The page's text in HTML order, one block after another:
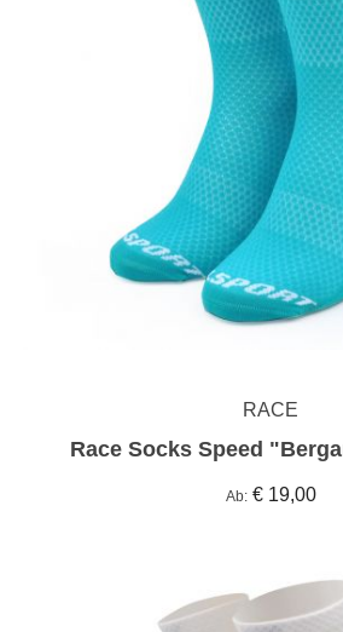
RACE
Race Socks Speed
Ab € 19,00